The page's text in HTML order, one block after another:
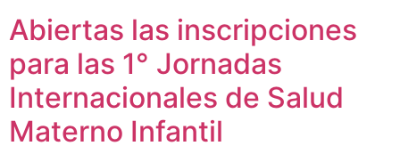
Abiertas las inscripciones
para las 1° Jornadas
Internacionales de Salud
Materno Infantil